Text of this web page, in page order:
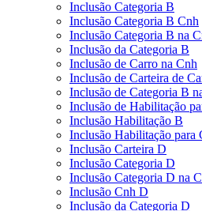
Inclusão Categoria B
Inclusão Categoria B Cnh
Inclusão Categoria B na
Inclusão da Categoria B
Inclusão de Carro na Cnh
Inclusão de Carteira de
Inclusão de Categoria B
Inclusão de Habilitação
Inclusão Habilitação B
Inclusão Habilitação para
Inclusão Carteira D
Inclusão Categoria D
Inclusão Categoria D na
Inclusão Cnh D
Inclusão da Categoria D